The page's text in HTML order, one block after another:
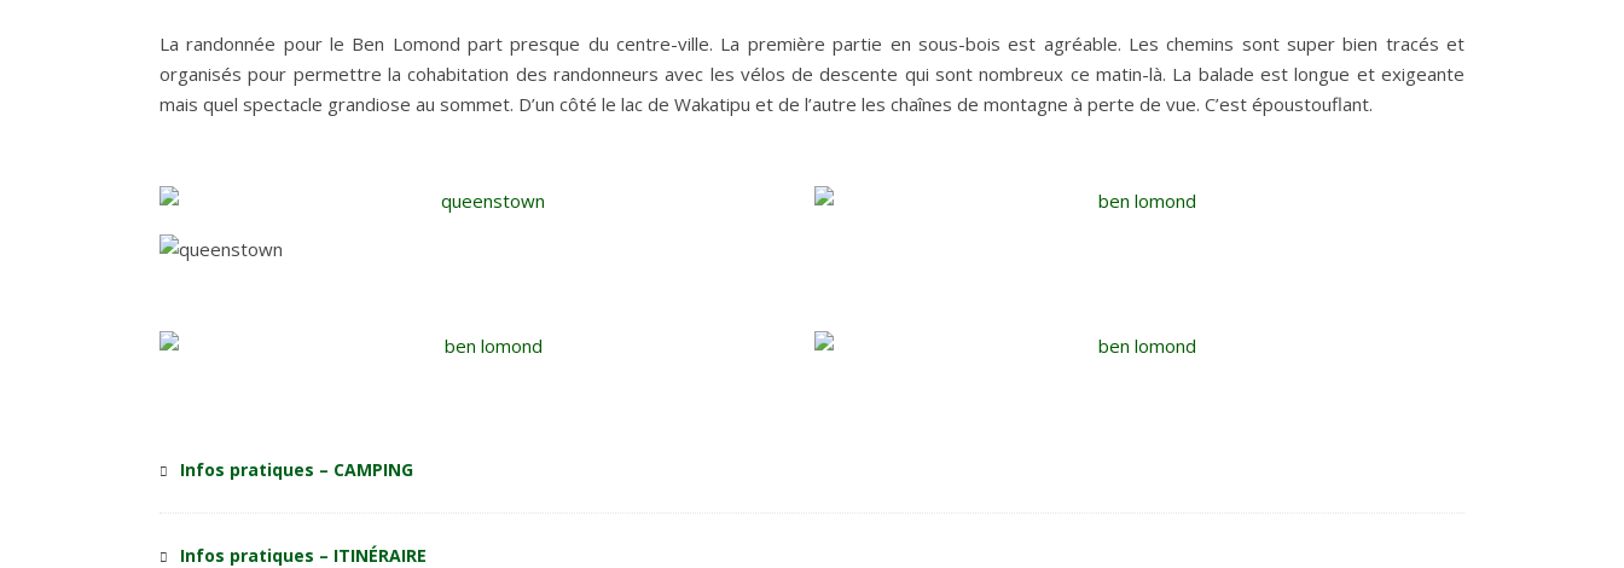
La randonnée pour le Ben Lomond part presque du centre-ville. La première partie en sous-bois est agréable. Les chemins sont super bien tracés et
organisés pour permettre la cohabitation des randonneurs avec les vélos de descente qui sont nombreux ce matin-là. La balade est longue et exigeante
mais quel spectacle grandiose au sommet. D’un côté le lac de Wakatipu et de l’autre les chaînes de montagne à perte de vue. C’est époustouflant.
Infos pratiques – CAMPING
Infos pratiques – ITINÉRAIRE